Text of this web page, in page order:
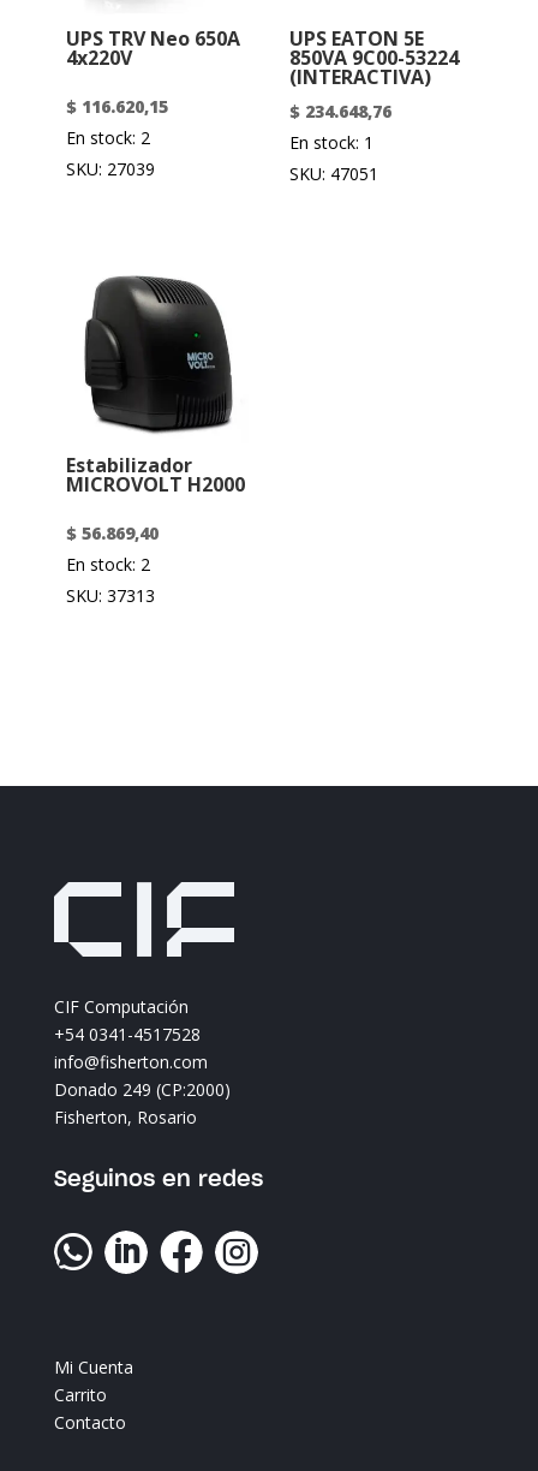
UPS TRV Neo 650A
4x220V
$116.620,15
En stock: 2
SKU: 27039
UPS EATON 5E
850VA 9C00-53224
(INTERACTIVA)
$ 234.648,76
En stock: 1
SKU: 47051
Estabilizador
MICROVOLT H2000
$56.869,40
En stock: 2
SKU: 37313
CIF Computación
+54 0341-4517528
info@fisherton.com
Donado 249 (CP:2000)
Fisherton, Rosario
Seguinos en redes
   
Mi Cuenta
Carrito
Contacto